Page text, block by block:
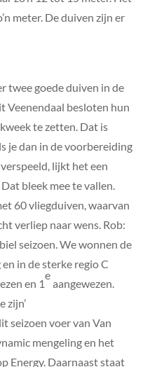
meter. De duiven zijn er
twee goede duiven in de
Veenendaal besloten hun
te zetten. Dat is
je dan in de voorbereiding
lijkt het een
bleek mee te vallen.
60 vliegduiven, waarvan
verliep naar wens. Rob:
seizoen. We wonnen de
in de sterke regio C
en 1
e
aangewezen.
zijn’
seizoen voer van Van
mengeling en het
Energy. Daarnaast staat